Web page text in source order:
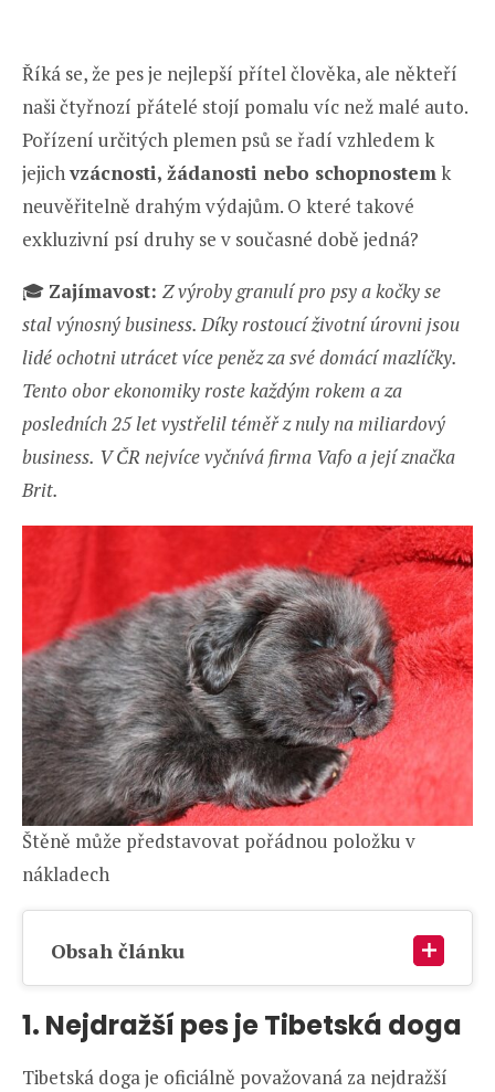
Říká se, že pes je nejlepší přítel člověka, ale někteří
naši čtyřnozí přátelé stojí pomalu víc než malé auto.
Pořízení určitých plemen psů se řadí vzhledem k
jejichvzácnosti, žádanosti nebo schopnostemk
neuvěřitelně drahým výdajům. O které takové
exkluzivní psí druhy se v současné době jedná?
🎓 Zajímavost: Z výroby granulí pro psy a kočky se
stal výnosný business. Díky rostoucí životní úrovni jsou
lidé ochotni utrácet více peněz za své domácí mazlíčky.
Tento obor ekonomiky roste každým rokem a za
posledních 25 let vystřelil téměř z nuly na miliardový
business. V ČR nejvíce vyčnívá firma Vafo a její značka
Brit.
Štěně může představovat pořádnou položku v
nákladech
Obsah článku
1. Nejdražší pes je Tibetská doga
Tibetská doga je oficiálně považovaná za nejdražší